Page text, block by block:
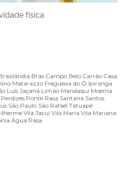
física
Brás Campo Belo Carrão Casa
Matarazzo Freguesia do Ó Ipiranga
Luís Jaçanã Limão Mandaqui Moema
Perdizes Ponte Rasa Santana Santos
São Paulo São Rafael Tatuapé
Vila Jacuí Vila Maria Vila Mariana
Água Rasa